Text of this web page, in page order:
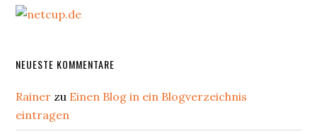
NEUESTE KOMMENTARE
Rainer zu Einen Blog in ein Blogverzeichnis
eintragen